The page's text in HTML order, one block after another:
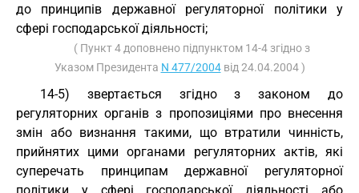
до принципів державної регуляторної політики у
сфері господарської діяльності;
( Пункт 4 доповнено підпунктом 14-4 згідно з
Указом Президента N 477/2004від 24.04.2004 )
14-5) звертається згідно з законом до
регуляторних органів з пропозиціями про внесення
змін або визнання такими, що втратили чинність,
прийнятих цими органами регуляторних актів, які
суперечать принципам державної регуляторної